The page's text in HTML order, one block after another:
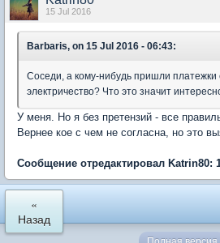
15 Jul 2016
Barbaris, on 15 Jul 2016 - 06:43:
Соседи, а кому-нибудь пришли
электричество? Что это значит
У меня. Но я без претензий - все
Вернее кое с чем не согласна, но это
Сообщение отредактировал Katrin80:
«
Назад